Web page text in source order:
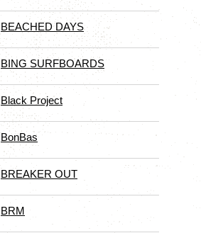
BEACHED DAYS
BING SURFBOARDS
Black Project
BonBas
BREAKER OUT
BRM